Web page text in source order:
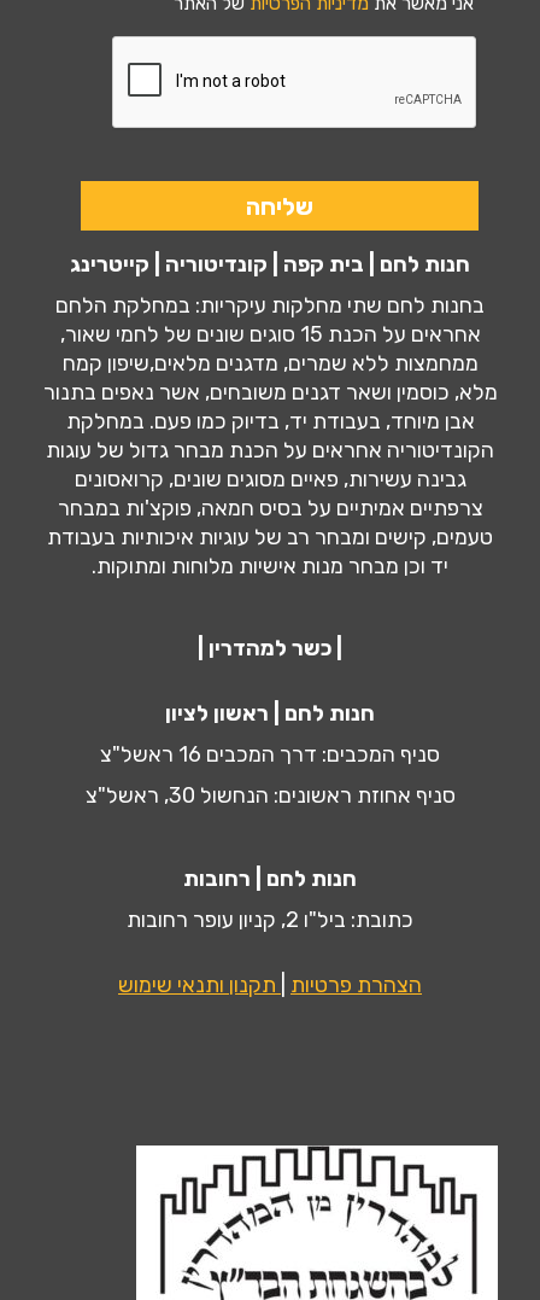
חנות לחם | בית קפה | קונדיטוריה | קייטרינג
בחנות לחם שתי מחלקות עיקריות: במחלקת הלחם
אחראים על הכנת 15 סוגים שונים של לחמי שאור,
ממחמצות ללא שמרים, מדגנים מלאים,שיפון קמח
מלא, כוסמין ושאר דגנים משובחים, אשר נאפים בתנור
אבן מיוחד, בעבודת יד, בדיוק כמו פעם. במחלקת
הקונדיטוריה אחראים על הכנת מבחר גדול של עוגות
גבינה עשירות, פאיים מסוגים שונים, קרואסונים
צרפתיים אמיתיים על בסיס חמאה, פוקצ'ות במבחר
טעמים, קישים ומבחר רב של עוגיות איכותיות בעבודת
יד וכן מבחר מנות אישיות מלוחות ומתוקות.
| כשר למהדרין |
חנות לחם | ראשון לציון
סניף המכבים: דרך המכבים 16 ראשל"צ
סניף אחוזת ראשונים: הנחשול 30, ראשל"צ
חנות לחם | רחובות
כתובת: ביל"ו 2, קניון עופר רחובות
הצהרת פרטיות תקנון ותנאי שימוש